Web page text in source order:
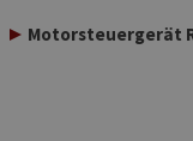
Motorsteuergerät